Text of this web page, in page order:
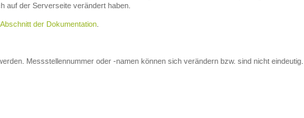
auf der Serverseite verändert haben.
der Dokumentation.
Messstellennummer oder -namen können sich verändern bzw. sind nicht eindeutig.